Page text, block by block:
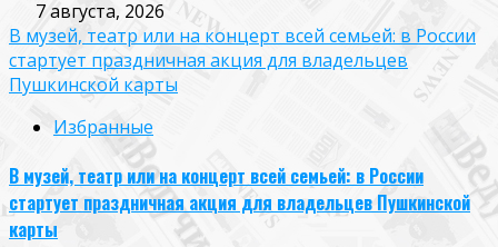
7 августа, 2026
В музей, театр или на концерт всей семьей: в России
стартует праздничная акция для владельцев
Пушкинской карты
Избранные
В музей, театр или на концерт всей семьей: в России
стартует праздничная акция для владельцев Пушкинской
карты